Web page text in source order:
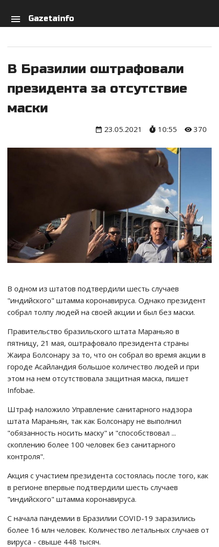
menu Gazetainfo
В Бразилии оштрафовали
президента за отсутствие
маски
23.05.2021 10:55 370
В одном из штатов подтвердили шесть случаев
"индийского" штамма коронавируса. Однако президент
собрал толпу людей на своей акции и был без маски.
Правительство бразильского штата Мараньяо в
пятницу, 21 мая, оштрафовало президента страны
Жаира Болсонару за то, что он собрал во время акции в
городе Асайландия большое количество людей и при
этом на нем отсутствовала защитная маска, пишет
Infobae.
Штраф наложило Управление санитарного надзора
штата Мараньян, так как Болсонару не выполнил
"обязанность носить маску" и "способствовал ...
скоплению более 100 человек без санитарного
контроля".
Акция с участием президента состоялась после того, как
в регионе впервые подтвердили шесть случаев
"индийского" штамма коронавируса.
С начала пандемии в Бразилии COVID-19 заразились
более 16 млн человек. Количество летальных случаев от
вируса - свыше 448 тысяч.